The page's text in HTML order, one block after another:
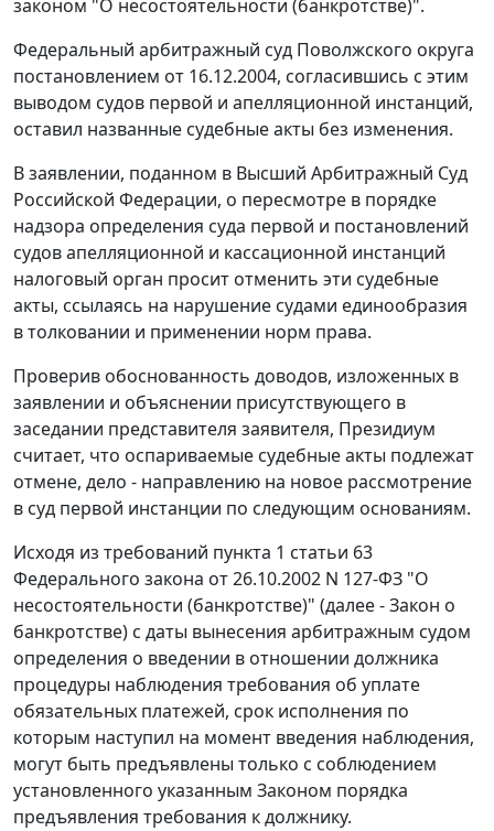
законом "О несостоятельности (банкротстве)".
Федеральный арбитражный суд Поволжского округа
постановлением от 16.12.2004, согласившись с этим
выводом судов первой и апелляционной инстанций,
оставил названные судебные акты без изменения.
В заявлении, поданном в Высший Арбитражный Суд
Российской Федерации, о пересмотре в порядке
надзора определения суда первой и постановлений
судов апелляционной и кассационной инстанций
налоговый орган просит отменить эти судебные
акты, ссылаясь на нарушение судами единообразия
в толковании и применении норм права.
Проверив обоснованность доводов, изложенных в
заявлении и объяснении присутствующего в
заседании представителя заявителя, Президиум
считает, что оспариваемые судебные акты подлежат
отмене, дело - направлению на новое рассмотрение
в суд первой инстанции по следующим основаниям.
Исходя из требований пункта 1 статьи 63
Федерального закона от 26.10.2002 N 127-ФЗ "О
несостоятельности (банкротстве)" (далее - Закон о
банкротстве) с даты вынесения арбитражным судом
определения о введении в отношении должника
процедуры наблюдения требования об уплате
обязательных платежей, срок исполнения по
которым наступил на момент введения наблюдения,
могут быть предъявлены только с соблюдением
установленного указанным Законом порядка
предъявления требования к должнику.